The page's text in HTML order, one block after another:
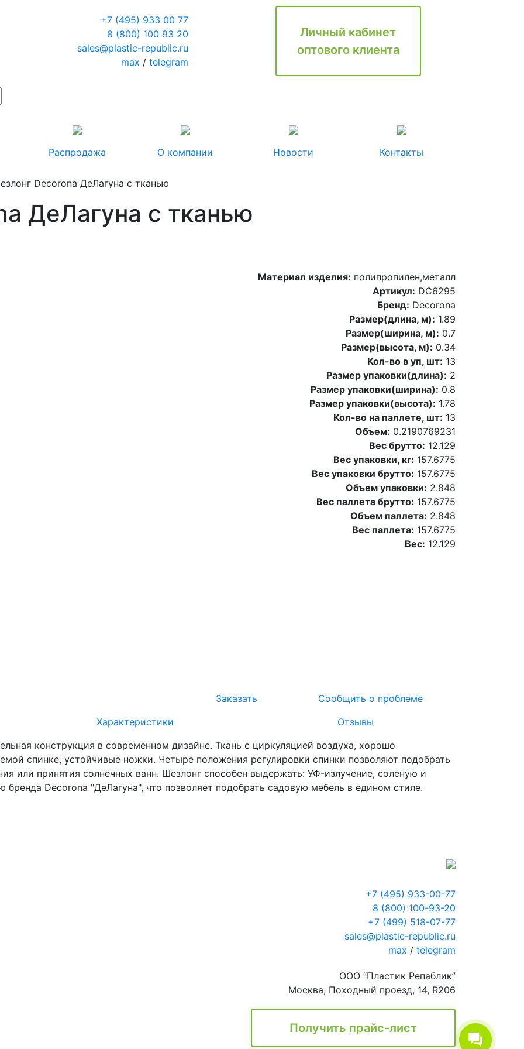
+7 (495) 933 00 77
8 (800) 100 93 20
sales@plastic-republic.ru
max / telegram
Личный кабинет
оптового клиента
Распродажа О компании Новости Контакты
Decorona ДеЛагуна с тканью
ДеЛагуна с тканью
Материал изделия: полипропилен,металл
Артикул: DC6295
Бренд: Decorona
Размер(длина, м): 1.89
Размер(ширина, м): 0.7
Размер(высота, м): 0.34
Кол-во в уп, шт: 13
Размер упаковки(длина): 2
Размер упаковки(ширина): 0.8
Размер упаковки(высота): 1.78
Кол-во на паллете, шт: 13
Объем: 0.2190769231
Вес брутто: 12.129
Вес упаковки, кг: 157.6775
Вес упаковки брутто: 157.6775
Объем упаковки: 2.848
Вес паллета брутто: 157.6775
Объем паллета: 2.848
Вес паллета: 157.6775
Вес: 12.129
Заказать
Сообщить о проблеме
Характеристики
Отзывы
конструкция в современном дизайне. Ткань с циркуляцией воздуха, хорошо
спинке, устойчивые ножки. Четыре положения регулировки спинки позволяют подобрать
или принятия солнечных ванн. Шезлонг способен выдержать: УФ-излучение, соленую и
Decorona "ДеЛагуна", что позволяет подобрать садовую мебель в едином стиле.
+7 (495) 933-00-77
8 (800) 100-93-20
+7 (499) 518-07-77
sales@plastic-republic.ru
max / telegram
ООО “Пластик Репаблик”
Москва, Походный проезд, 14, R206
Получить прайс-лист